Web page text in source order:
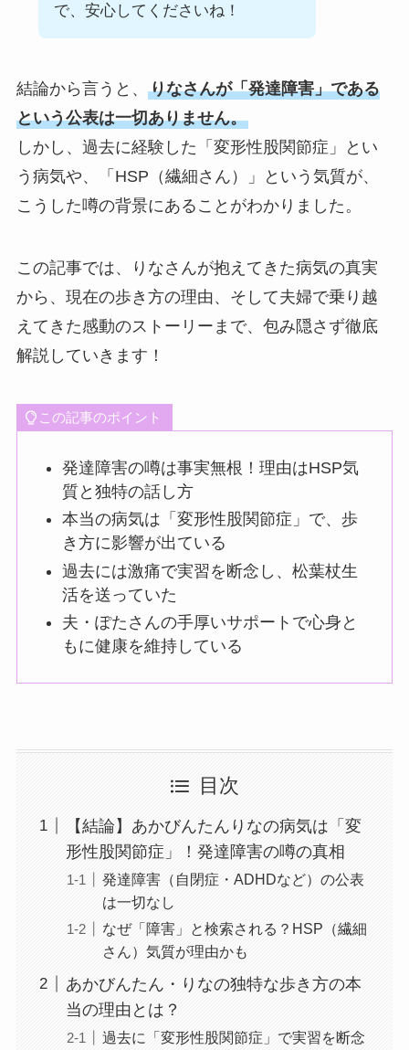
で、安心してくださいね！
結論から言うと、 りなさんが「発達障害」である
という公表は一切ありません。
しかし、過去に経験した「変形性股関節症」とい
う病気や、「HSP（繊細さん）」という気質が、
こうした噂の背景にあることがわかりました。
この記事では、りなさんが抱えてきた病気の真実
から、現在の歩き方の理由、そして夫婦で乗り越
えてきた感動のストーリーまで、包み隠さず徹底
解説していきます！
この記事のポイント
発達障害の噂は事実無根！理由はHSP気
質と独特の話し方
本当の病気は「変形性股関節症」で、歩
き方に影響が出ている
過去には激痛で実習を断念し、松葉杖生
活を送っていた
夫・ぽたさんの手厚いサポートで心身と
もに健康を維持している
目次
【結論】あかびんたんりなの病気は「変
形性股関節症」！発達障害の噂の真相
発達障害（自閉症・ADHDなど）の公表
は一切なし
なぜ「障害」と検索される？HSP（繊細
さん）気質が理由かも
あかびんたん・りなの独特な歩き方の本
当の理由とは？
過去に「変形性股関節症」で実習を断念